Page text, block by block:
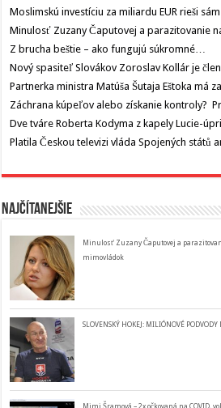
Moslimskú investíciu za miliardu EUR rieši sám
Minulosť Zuzany Čaputovej a parazitovanie
Z brucha beštie – ako fungujú súkromné…
Nový spasiteľ Slovákov Zoroslav Kollár je
Partnerka ministra Matúša Šutaja Eštoka má
Záchrana kúpeľov alebo získanie kontroly?
Dve tváre Roberta Kodyma z kapely Lucie-
Platila Českou televizi vláda Spojených států
Najčítanejšie
Minulosť Zuzany Čaputovej a
mimovládok
SLOVENSKÝ HOKEJ: MILIÓNOVÉ PODVODY
Mimi Šramová – 2x očkovaná na COVID,